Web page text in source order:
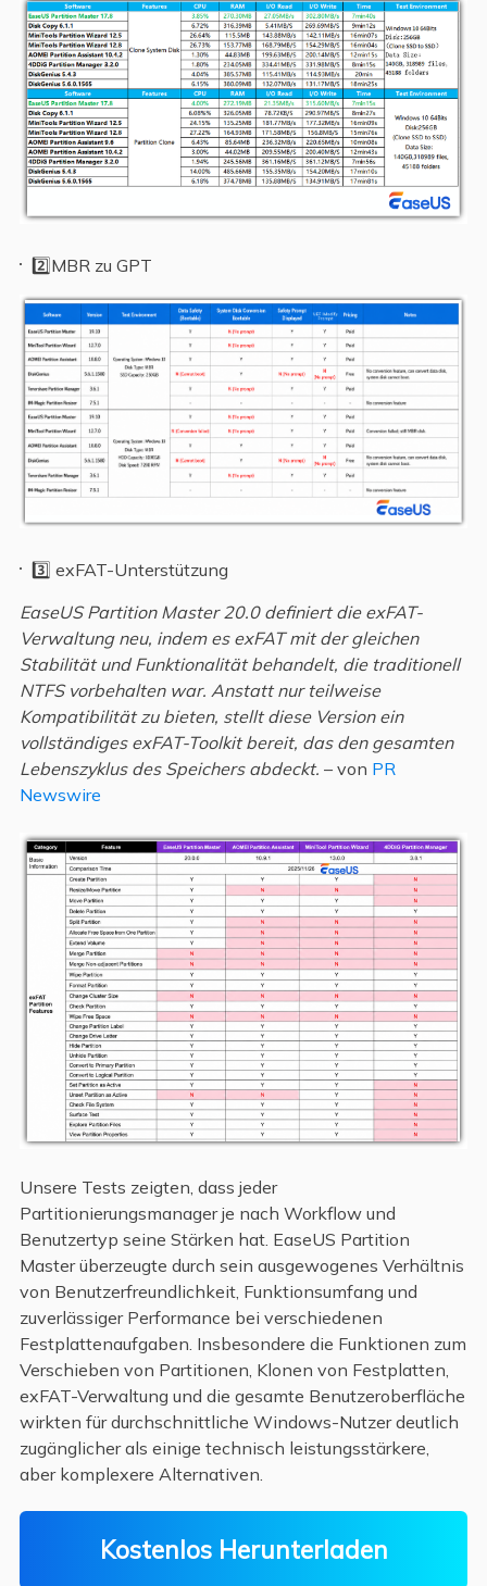
2️⃣MBR zu GPT
3️⃣ exFAT-Unterstützung
EaseUS Partition Master 20.0 definiert die exFAT-
Verwaltung neu, indem es exFAT mit der gleichen
Stabilität und Funktionalität behandelt, die traditionell
NTFS vorbehalten war. Anstatt nur teilweise
Kompatibilität zu bieten, stellt diese Version ein
vollständiges exFAT-Toolkit bereit, das den gesamten
Lebenszyklus des Speichers abdeckt. – von PR
Newswire
Unsere Tests zeigten, dass jeder
Partitionierungsmanager je nach Workflow und
Benutzertyp seine Stärken hat. EaseUS Partition
Master überzeugte durch sein ausgewogenes Verhältnis
von Benutzerfreundlichkeit, Funktionsumfang und
zuverlässiger Performance bei verschiedenen
Festplattenaufgaben. Insbesondere die Funktionen zum
Verschieben von Partitionen, Klonen von Festplatten,
exFAT-Verwaltung und die gesamte Benutzeroberfläche
wirkten für durchschnittliche Windows-Nutzer deutlich
zugänglicher als einige technisch leistungsstärkere,
aber komplexere Alternativen.
Kostenlos Herunterladen